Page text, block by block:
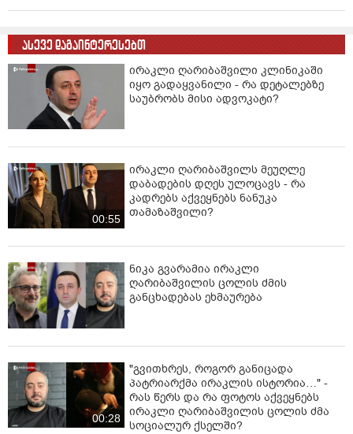
ასევე დაგაინტერესებთ
ირაკლი ღარიბაშვილი კლინიკაში
იყო გადაყვანილი - რა დეტალებზე
საუბრობს მისი ადვოკატი?
00:55
ირაკლი ღარიბაშვილს მეუღლე
დაბადების დღეს ულოცავს - რა
კადრებს აქვეყნებს ნანუკა
თამაზაშვილი?
ნიკა გვარამია ირაკლი
ღარიბაშვილის ცოლის ძმის
განცხადებას ეხმაურება
00:28
"გვითხრეს, როგორ განიცადა
პატრიარქმა ირაკლის ისტორია…" -
რას წერს და რა ფოტოს აქვეყნებს
ირაკლი ღარიბაშვილის ცოლის ძმა
სოციალურ ქსელში?